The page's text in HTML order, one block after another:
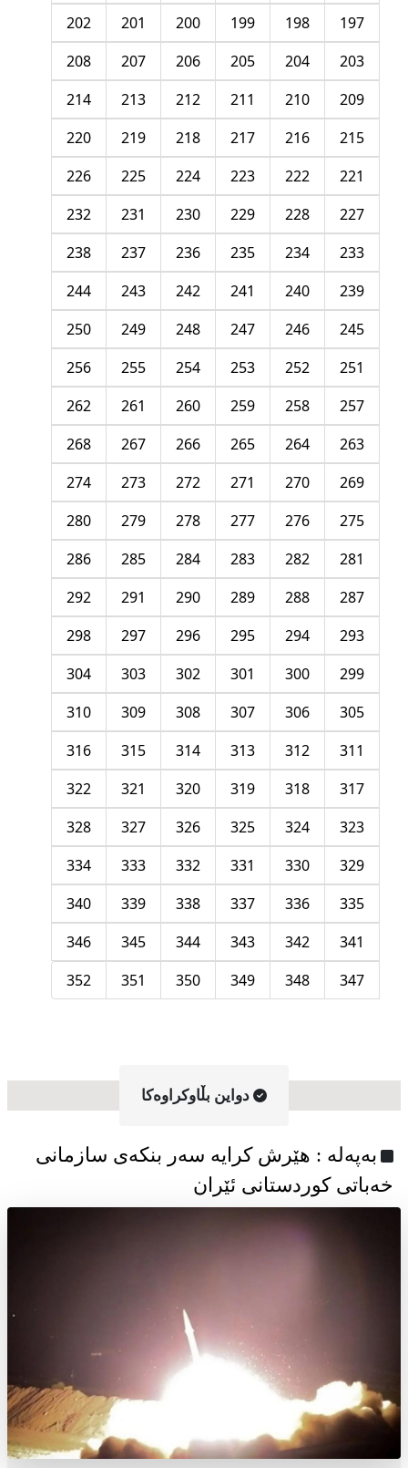
197
198
199
200
201
202
203
204
205
206
207
208
209
210
211
212
213
214
215
216
217
218
219
220
221
222
223
224
225
226
227
228
229
230
231
232
233
234
235
236
237
238
239
240
241
242
243
244
245
246
247
248
249
250
251
252
253
254
255
256
257
258
259
260
261
262
263
264
265
266
267
268
269
270
271
272
273
274
275
276
277
278
279
280
281
282
283
284
285
286
287
288
289
290
291
292
293
294
295
296
297
298
299
300
301
302
303
304
305
306
307
308
309
310
311
312
313
314
315
316
317
318
319
320
321
322
323
324
325
326
327
328
329
330
331
332
333
334
335
336
337
338
339
340
341
342
343
344
345
346
347
348
349
350
351
352
دواین بڵاوکراوه‌کا
به‌په‌له‌ : هێرش کرایە سەر بنکەی سازمانی
خەباتی کوردستانی ئێران